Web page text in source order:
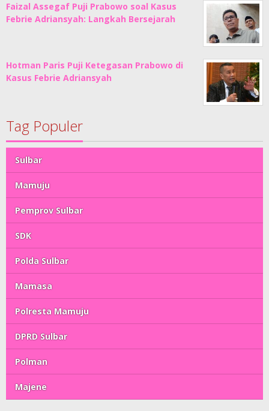
Faizal Assegaf Puji Prabowo soal Kasus
Febrie Adriansyah: Langkah Bersejarah
Hotman Paris Puji Ketegasan Prabowo di
Kasus Febrie Adriansyah
Tag Populer
Sulbar
Mamuju
Pemprov Sulbar
SDK
Polda Sulbar
Mamasa
Polresta Mamuju
DPRD Sulbar
Polman
Majene